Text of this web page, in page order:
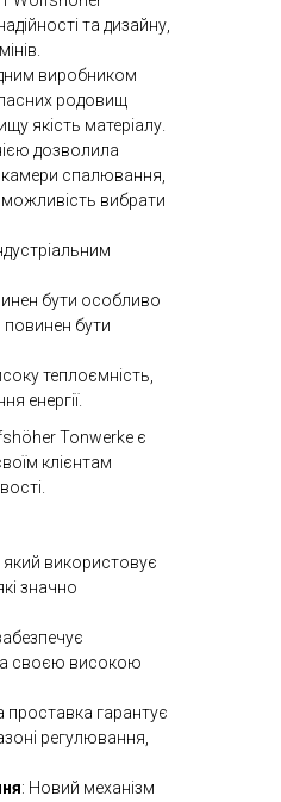
та дизайну,
виробником
родовищ
якість матеріалу.
дозволила
камери спалювання,
можливість вибрати
бути особливо
повинен бути
теплоємність,
енергії.
Tonwerke є
клієнтам
який використовує
значно
своєю високою
проставка гарантує
регулювання,
: Новий механізм